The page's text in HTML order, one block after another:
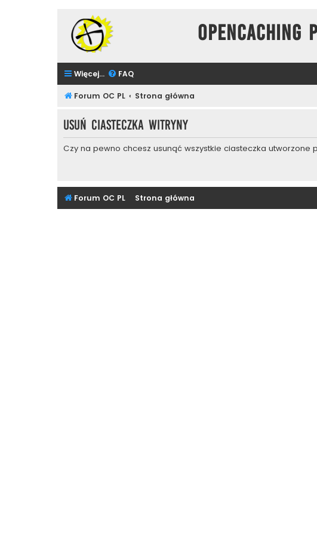
Opencaching
Więcej… FAQ
Forum OC PL Strona główna
Usuń ciasteczka witryny
Czy na pewno chcesz usunąć wszystkie ciasteczka utworzone
Forum OC PL Strona główna